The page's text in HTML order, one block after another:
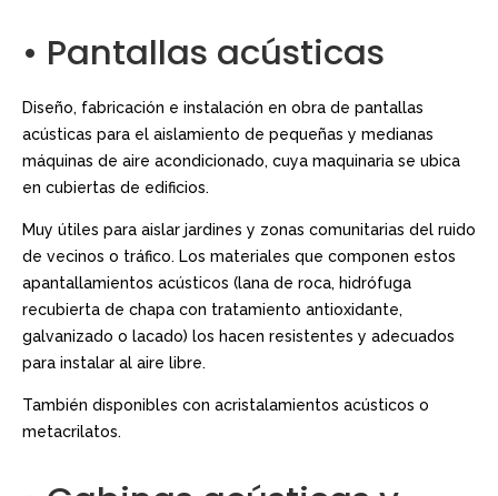
• Pantallas acústicas
Diseño, fabricación e instalación en obra de pantallas
acústicas para el aislamiento de pequeñas y medianas
máquinas de aire acondicionado, cuya maquinaria se ubica
en cubiertas de edificios.
Muy útiles para aislar jardines y zonas comunitarias del ruido
de vecinos o tráfico. Los materiales que componen estos
apantallamientos acústicos (lana de roca, hidrófuga
recubierta de chapa con tratamiento antioxidante,
galvanizado o lacado) los hacen resistentes y adecuados
para instalar al aire libre.
También disponibles con acristalamientos acústicos o
metacrilatos.